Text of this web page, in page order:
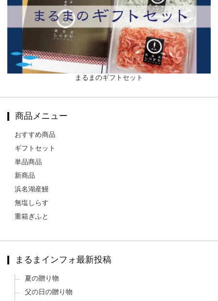
まるまのギフトセット
商品メニュー
おすすめ商品
ギフトセット
単品商品
新商品
浜名湖産鰻
無塩しらす
重箱ぎふと
まるまインフォ最新投稿
夏の贈り物
父の日の贈り物